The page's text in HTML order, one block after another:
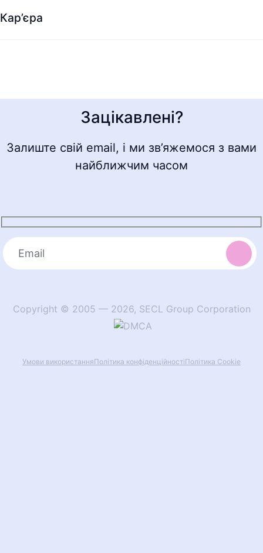
Кар’єра
Зацікавлені?
Залиште свій email, і ми зв’яжемося з вами
найближчим часом
Copyright © 2005 — 2026, SECL Group Corporation
Умови використанняПолітика конфіденційностіПолітика Сookie